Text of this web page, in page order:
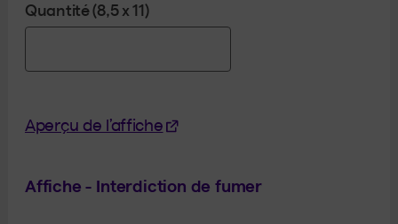
Quantité (8,5 x 11)
Aperçu de l’affiche(Cet hyperlien s'ouvrira dans
Affiche - Interdiction de fumer